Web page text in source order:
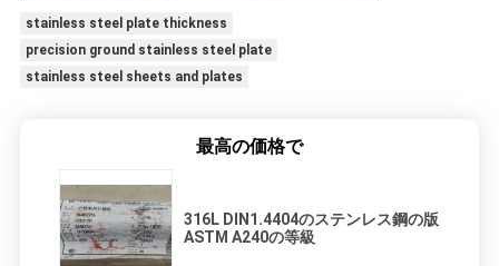
stainless steel plate thickness
precision ground stainless steel plate
stainless steel sheets and plates
最高の価格で
316L DIN1.4404のステンレス鋼の版
ASTM A240の等級